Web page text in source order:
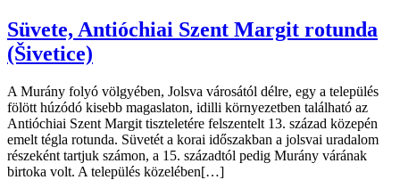
Süvete, Antióchiai Szent Margit rotunda
(Šivetice)
A Murány folyó völgyében, Jolsva városától délre, egy a település
fölött húzódó kisebb magaslaton, idilli környezetben található az
Antióchiai Szent Margit tiszteletére felszentelt 13. század közepén
emelt tégla rotunda. Süvetét a korai időszakban a jolsvai uradalom
részeként tartjuk számon, a 15. századtól pedig Murány várának
birtoka volt. A település közelében[…]